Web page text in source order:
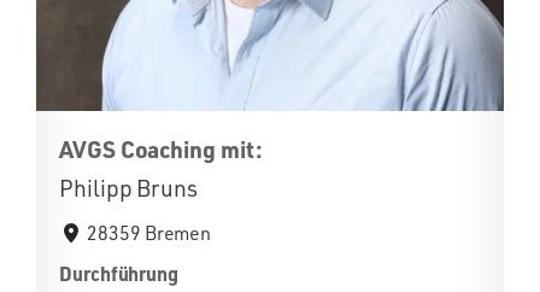
AVGS Coaching mit:
Philipp Bruns
28359 Bremen
Durchführung